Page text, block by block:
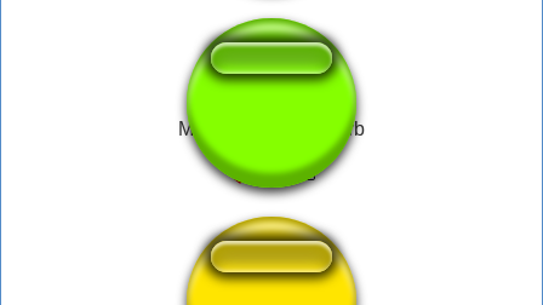
MEGA fart with reverb